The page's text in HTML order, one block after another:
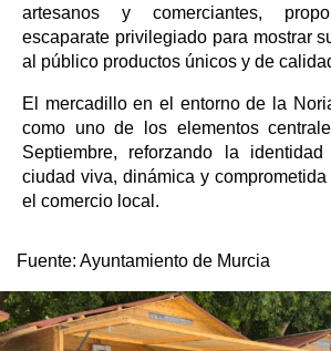
artesanos y comerciantes,
escaparate privilegiado para mostrar
al público productos únicos y de
El mercadillo en el entorno de la
como uno de los elementos
Septiembre, reforzando la
ciudad viva, dinámica y
el comercio local.
Fuente: Ayuntamiento de Murcia